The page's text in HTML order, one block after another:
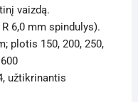
vaizdą.
6,0 mm spindulys).
plotis 150, 200, 250,
užtikrinantis